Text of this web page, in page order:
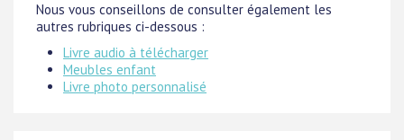
Nous vous conseillons de consulter également les
autres rubriques ci-dessous :
Livre audio à télécharger
Meubles enfant
Livre photo personnalisé